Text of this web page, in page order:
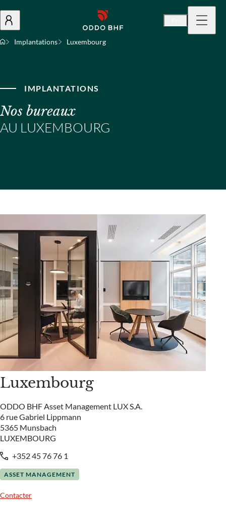
Implantations Luxembourg
IMPLANTATIONS
Nos bureaux
AU LUXEMBOURG
Luxembourg
ODDO BHF Asset Management LUX S.A.
6 rue Gabriel Lippmann
5365 Munsbach
LUXEMBOURG
+352 45 76 76 1
ASSET MANAGEMENT
Contacter